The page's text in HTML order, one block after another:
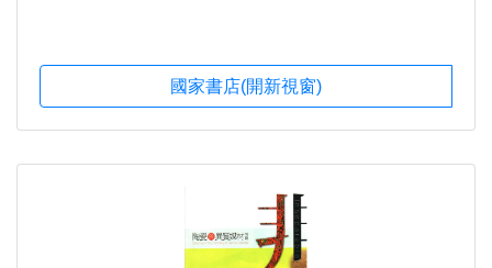
國家書店(開新視窗)